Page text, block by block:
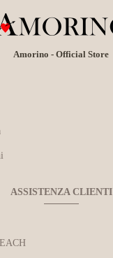
Amorino - Official Store
ASSISTENZA CLIENTI